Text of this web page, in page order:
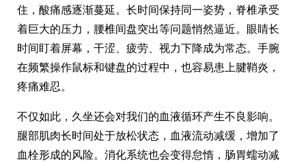
住，酸痛感逐渐蔓延。长时间保持同一姿势，脊椎承受
着巨大的压力，腰椎间盘突出等问题悄然逼近。眼睛长
时间盯着屏幕，干涩、疲劳、视力下降成为常态。手腕
在频繁操作鼠标和键盘的过程中，也容易患上腱鞘炎，
疼痛难忍。
不仅如此，久坐还会对我们的血液循环产生不良影响。
腿部肌肉长时间处于放松状态，血液流动减缓，增加了
血栓形成的风险。消化系统也会变得怠惰，肠胃蠕动减